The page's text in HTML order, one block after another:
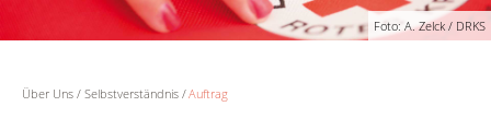
Foto: A. Zelck / DRKS
Über Uns Selbstverständnis Auftrag